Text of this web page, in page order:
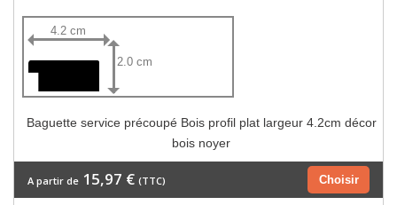
4.2 cm
2.0 cm
Baguette service précoupé Bois profil plat largeur 4.2cm décor
bois noyer
Choisir
A partir de 15,97 € (TTC)